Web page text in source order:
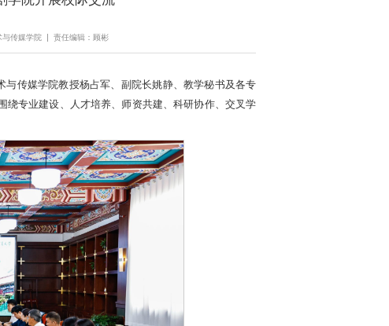
与传媒学院 责任编辑：顾彬
传媒学院教授杨占军、副院长姚静、教学秘书及各专
专业建设、人才培养、师资共建、科研协作、交叉学